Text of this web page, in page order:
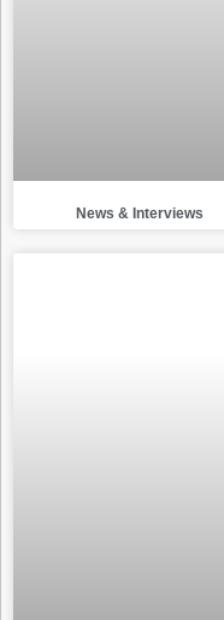
News & Interviews